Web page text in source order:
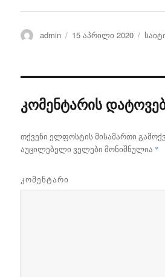
ავტორი
admin გამოქვეყნებულია:
15 აპრილი 2020
კომენტარის
თქვენი ელფოსტის მისამართი
აუცილებელი ველები მონიშნულია *
ᲙᲝᲛᲔᲜᲢᲐᲠᲘ